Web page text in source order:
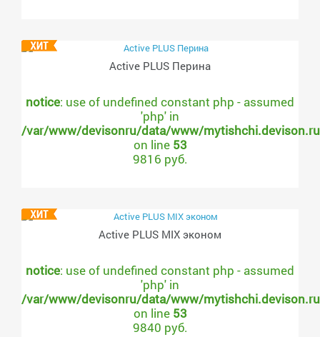
Active PLUS Перина
notice: use of undefined constant php - assumed
'php' in
/var/www/devisonru/data/www/
on line 53
9816 руб.
Active PLUS MIX эконом
notice: use of undefined constant php - assumed
'php' in
/var/www/devisonru/data/www/
on line 53
9840 руб.